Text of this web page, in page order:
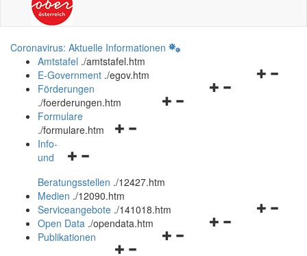
Coronavirus: Aktuelle Informationen
Amtstafel ./amtstafel.htm
Navigationsmenü
E-Government ./egov.htm
Navigationsmenü
Förderungen
./foerderungen.htm
Navigationsmenü
Formulare
./formulare.htm
Navigationsmenü
und
schließen
Info-
und
Beratungsstellen ./12427.htm
Medien ./12090.htm
Navigationsmenü
Serviceangebote ./141018.htm
Navigationsmenü
Open Data ./opendata.htm
Navigationsmenü
Publikationen